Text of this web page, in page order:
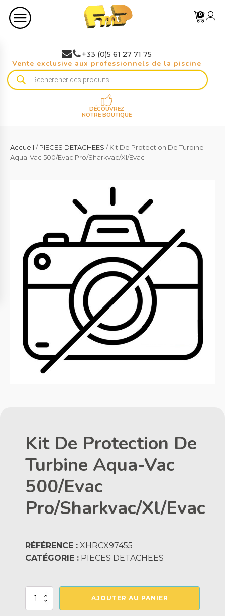
0
+33 (0)5 61 27 71 75
Vente exclusive aux professionnels de la piscine
Recherche
de
DÉCOUVREZ
NOTRE BOUTIQUE
Accueil /PIECES DETACHEES / Kit De Protection De Turbine
Aqua-Vac 500/Evac Pro/Sharkvac/Xl/Evac
Kit De Protection De
Turbine Aqua-Vac
500/Evac
Pro/Sharkvac/Xl/Evac
RÉFÉRENCE : XHRCX97455
CATÉGORIE : PIECES DETACHEES
quantité
AJOUTER AU PANIER